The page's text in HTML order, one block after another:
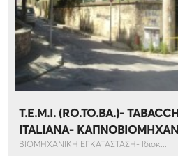
T.E.M.I. (RO.TO.BA.)-
ITALIANA-
ΒΙΟΜΗΧΑΝΙΚΗ ΕΓΚΑΤΑΣΤΑΣΗ- Ιδιοκ...